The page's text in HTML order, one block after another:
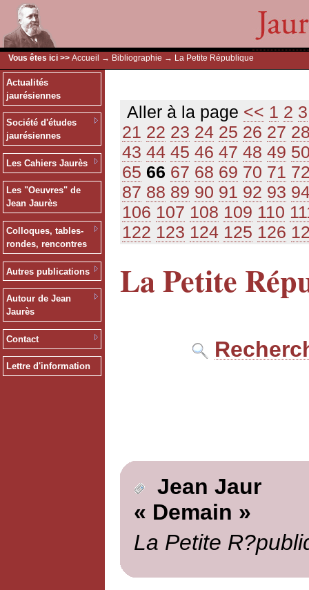
Vous êtes ici >> Accueil → Bibliographie → La Petite République
Actualités
jaurésiennes
Société d'études
jaurésiennes
Les Cahiers Jaurès
Les "Oeuvres" de
Jean Jaurès
Colloques, tables-
rondes, rencontres
Autres publications
Autour de Jean
Jaurès
Contact
Lettre d'information
Aller à la page << 1 2 3
21 22 23 24 25 26 27
43 44 45 46 47 48 49
65 66 67 68 69 70 71
87 88 89 90 91 92 93
106 107 108 109 110
122 123 124 125 126
La Petite
Jean Jaur
« Demain »
La Petite